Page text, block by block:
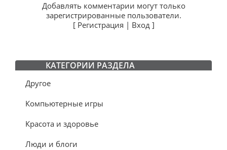
Добавлять комментарии могут только
зарегистрированные пользователи.
[ Регистрация | Вход]
КАТЕГОРИИ РАЗДЕЛА
Другое
Компьютерные игры
Красота и здоровье
Люди и блоги